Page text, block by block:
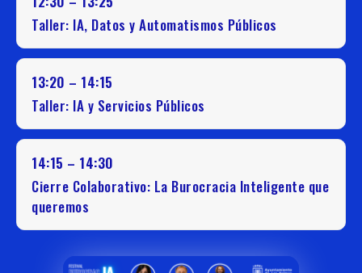
Taller: IA, Datos y Automatismos Públicos
13:20 – 14:15
Taller: IA y Servicios Públicos
14:15 – 14:30
Cierre Colaborativo: La Burocracia Inteligente que
queremos